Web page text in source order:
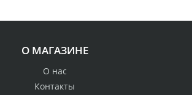
О МАГАЗИНЕ
О нас
Контакты